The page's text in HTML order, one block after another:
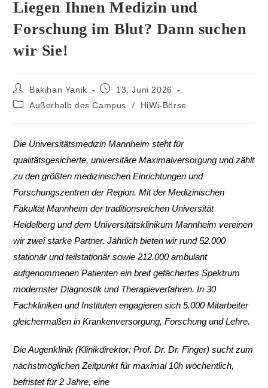
Liegen Ihnen Medizin und
Forschung im Blut? Dann suchen
wir Sie!
Bakihan Yanik
13. Juni 2026
Außerhalb des Campus
/ HiWi-Börse
Die Universitätsmedizin Mannheim steht für
qualitätsgesicherte, universitäre Maximalversorgung und zählt
zu den größten medizinischen Einrichtungen und
Forschungszentren der Region. Mit der Medizinischen
Fakultät Mannheim der traditionsreichen Universität
Heidelberg und dem Universitätsklinikum Mannheim vereinen
wir zwei starke Partner. Jährlich bieten wir rund 52.000
stationär und teilstationär sowie 212.000 ambulant
aufgenommenen Patienten ein breit gefächertes Spektrum
modernster Diagnostik und Therapieverfahren. In 30
Fachkliniken und Instituten engagieren sich 5.000 Mitarbeiter
gleichermaßen in Krankenversorgung, Forschung und Lehre.
Die Augenklinik (Klinikdirektor: Prof. Dr. Dr. Finger) sucht zum
nächstmöglichen Zeitpunkt für maximal 10h wöchentlich,
befristet für 2 Jahre, eine